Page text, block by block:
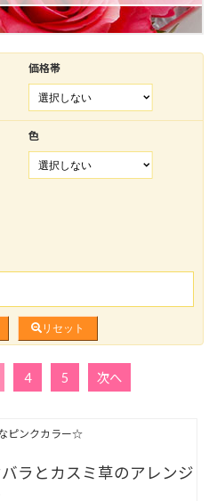
価格帯
色
リセット
4 5 次へ
ピンクカラー☆
バラとカスミ草のアレンジ